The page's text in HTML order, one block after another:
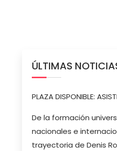
ÚLTIMAS
PLAZA DISPONIBLE:
De la formación
nacionales e
trayectoria de Denis